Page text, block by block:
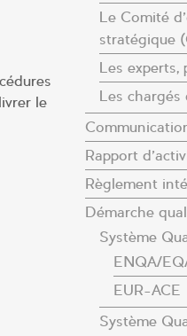
le
Le Comité
stratégique
Les experts,
Les chargés
Rapport
Règlement
Démarche
Système
ENQA/
EUR-ACE
Système